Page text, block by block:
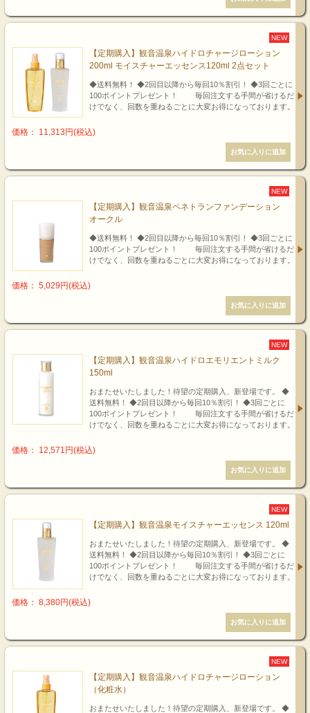
NEW
【定期購入】観音温泉ハイドロチャージローション
200ml モイスチャーエッセンス120ml 2点セット
◆送料無料！ ◆2回目以降から毎回10％割引！ ◆3回ごとに
100ポイントプレゼント！ 毎回注文する手間が省けるだ
けでなく、回数を重ねるごとに大変お得になっております。
価格： 11,313円(税込)
NEW
【定期購入】観音温泉ペネトランファンデーション
オークル
◆送料無料！ ◆2回目以降から毎回10％割引！ ◆3回ごとに
100ポイントプレゼント！ 毎回注文する手間が省けるだ
けでなく、回数を重ねるごとに大変お得になっております。
価格： 5,029円(税込)
NEW
【定期購入】観音温泉ハイドロエモリエントミルク
150ml
おまたせいたしました！待望の定期購入、新登場です。 ◆
送料無料！ ◆2回目以降から毎回10％割引！ ◆3回ごとに
100ポイントプレゼント！ 毎回注文する手間が省けるだ
けでなく、回数を重ねるごとに大変お得になっております。
価格： 12,571円(税込)
NEW
【定期購入】観音温泉モイスチャーエッセンス 120ml
おまたせいたしました！待望の定期購入、新登場です。 ◆
送料無料！ ◆2回目以降から毎回10％割引！ ◆3回ごとに
100ポイントプレゼント！ 毎回注文する手間が省けるだ
けでなく、回数を重ねるごとに大変お得になっております。
価格： 8,380円(税込)
NEW
【定期購入】観音温泉ハイドロチャージローション
（化粧水）
おまたせいたしました！待望の定期購入、新登場です。 ◆